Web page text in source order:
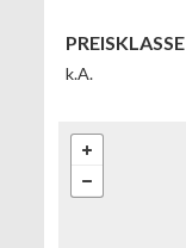
PREISKLASSE
k.A.